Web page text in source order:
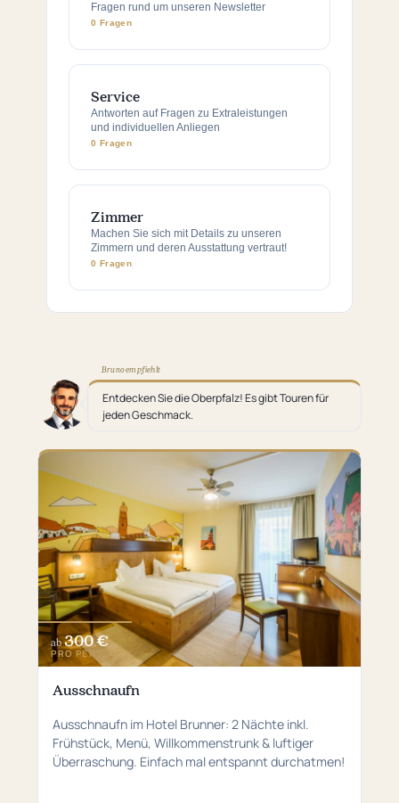
Fragen rund um unseren Newsletter
0 Fragen
Service
Antworten auf Fragen zu Extraleistungen
und individuellen Anliegen
0 Fragen
Zimmer
Machen Sie sich mit Details zu unseren
Zimmern und deren Ausstattung vertraut!
0 Fragen
Bruno empfiehlt
Entdecken Sie die Oberpfalz! Es gibt Touren für
jeden Geschmack.
ab 300 €
PRO PERSON
Ausschnaufn
Ausschnaufn im Hotel Brunner: 2 Nächte inkl.
Frühstück, Menü, Willkommenstrunk & luftiger
Überraschung. Einfach mal entspannt durchatmen!